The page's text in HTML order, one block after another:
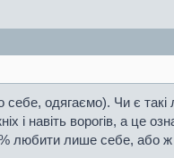
одягаємо). Чи є
навіть ворогів, а це
любити лише себе, або ж